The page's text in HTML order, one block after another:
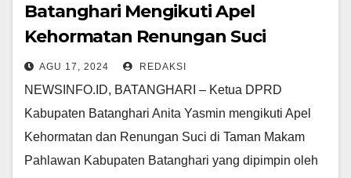
Batanghari Mengikuti Apel
Kehormatan Renungan Suci
AGU 17, 2024 REDAKSI
NEWSINFO.ID, BATANGHARI – Ketua DPRD
Kabupaten Batanghari Anita Yasmin mengikuti Apel
Kehormatan dan Renungan Suci di Taman Makam
Pahlawan Kabupaten Batanghari yang dipimpin oleh